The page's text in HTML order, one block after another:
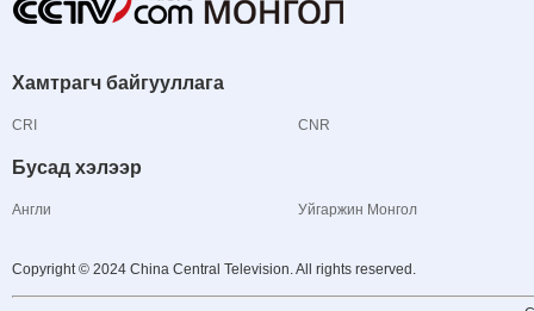
Хамтрагч байгууллага
CRI CNR
Бусад хэлээр
Англи Уйгаржин Монгол
Copyright © 2024 China Central Television. All rights reserved.